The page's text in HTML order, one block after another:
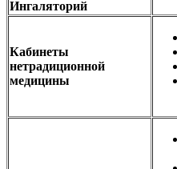
Ингаляторий
Кабинеты
нетрадиционной
медицины